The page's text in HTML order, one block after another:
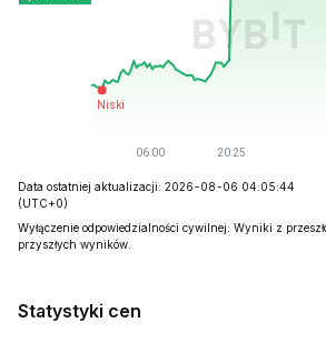
Data ostatniej aktualizacji: 2026-08-06 04:05:44
(UTC+0)
Wyłączenie odpowiedzialności cywilnej: Wyniki z
przyszłych wyników.
Statystyki cen